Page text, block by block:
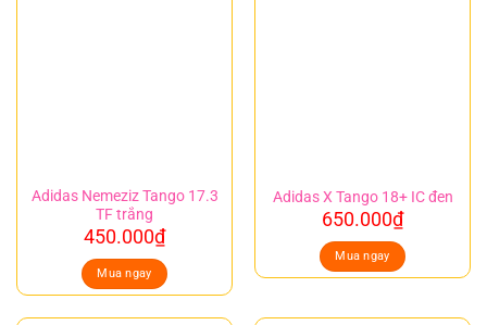
Adidas Nemeziz Tango 17.3
TF trắng
450.000₫
Mua ngay
Adidas X Tango 18+ IC đen
650.000₫
Mua ngay